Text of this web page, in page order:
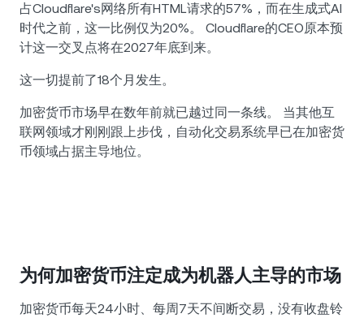
Solana SOL 0.86%
浏览全部资产
占Cloudflare's网络所有HTML请求的57%，而在生成式AI
时代之前，这一比例仅为20%。 Cloudflare的CEO原本预
计这一交叉点将在2027年底到来。
这一切提前了18个月发生。
加密货币市场早在数年前就已越过同一条线。 当其他互
联网领域才刚刚跟上步伐，自动化交易系统早已在加密货
币领域占据主导地位。
为何加密货币注定成为机器人主导的市场
加密货币每天24小时、每周7天不间断交易，没有收盘铃